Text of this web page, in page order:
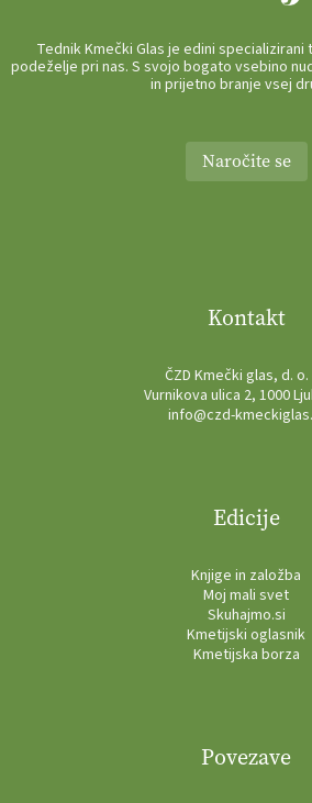
Tednik Kmečki Glas je edini
podeželje pri nas. S svojo bogato vsebino
in prijetno branje vsej
Naročite se
Kontakt
ČZD Kmečki glas, d. o.
Vurnikova ulica 2, 1000
info@czd-
Edicije
Knjige in založba
Moj mali svet
Skuhajmo.si
Kmetijski oglasnik
Kmetijska borza
Povezave